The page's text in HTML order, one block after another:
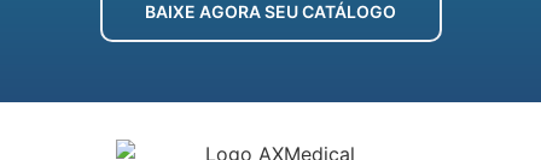
BAIXE AGORA SEU CATÁLOGO